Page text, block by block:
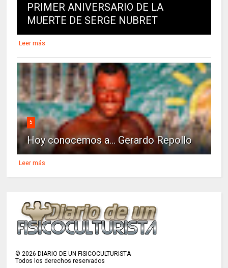
PRIMER ANIVERSARIO DE LA
MUERTE DE SERGE NUBRET
Leer más
5
Hoy conocemos a... Gerardo Repollo
Leer más
©2026 DIARIO DE UN FISICOCULTURISTA
Todos los derechos reservados